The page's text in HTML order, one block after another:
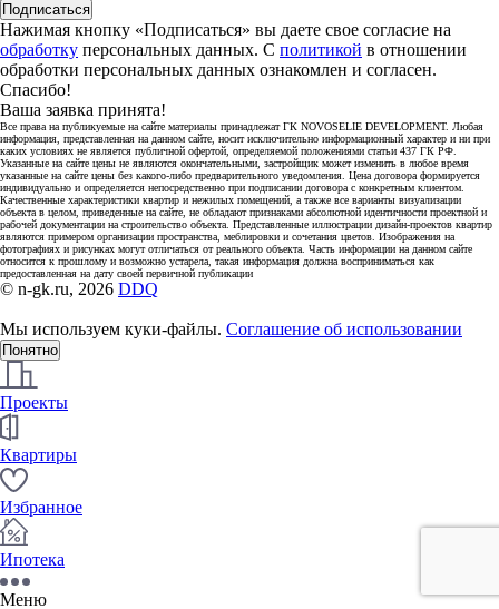
Подписаться
Нажимая кнопку «Подписаться» вы даете свое согласие на
обработку персональных данных. С политикой в отношении
обработки персональных данных ознакомлен и согласен.
Спасибо!
Ваша заявка принята!
Все права на публикуемые на сайте материалы принадлежат ГК NOVOSELIE DEVELOPMENT. Любая
информация, представленная на данном сайте, носит исключительно информационный характер и ни при
каких условиях не является публичной офертой, определяемой положениями статьи 437 ГК РФ.
Указанные на сайте цены не являются окончательными, застройщик может изменить в любое время
указанные на сайте цены без какого-либо предварительного уведомления. Цена договора формируется
индивидуально и определяется непосредственно при подписании договора с конкретным клиентом.
Качественные характеристики квартир и нежилых помещений, а также все варианты визуализации
объекта в целом, приведенные на сайте, не обладают признаками абсолютной идентичности проектной и
рабочей документации на строительство объекта. Представленные иллюстрации дизайн-проектов квартир
являются примером организации пространства, меблировки и сочетания цветов. Изображения на
фотографиях и рисунках могут отличаться от реального объекта. Часть информации на данном сайте
относится к прошлому и возможно устарела, такая информация должна восприниматься как
предоставленная на дату своей первичной публикации
© n-gk.ru, 2026 DDQ
Мы используем куки-файлы. Соглашение об использовании
Понятно
Проекты
Квартиры
Избранное
Ипотека
Меню